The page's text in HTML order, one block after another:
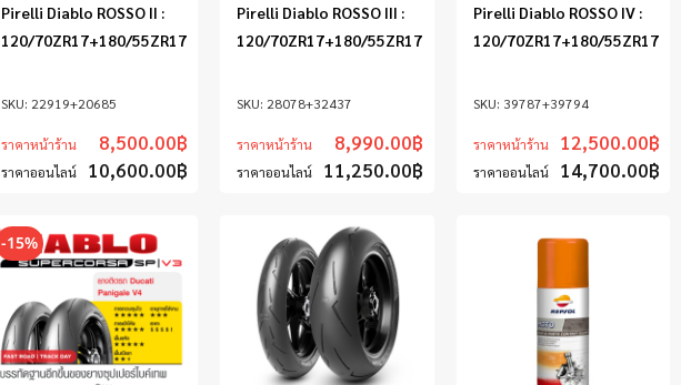
22919+20685
Pirelli Diablo ROSSO II :
120/70ZR17+180/55ZR17
ราคาหน้าร้าน 8,500.00฿
ราคาออนไลน์ 10,600.00฿
28078+32437
Pirelli Diablo ROSSO III :
120/70ZR17+180/55ZR17
ราคาหน้าร้าน 8,990.00฿
ราคาออนไลน์ 11,250.00฿
39787+39794
Pirelli Diablo ROSSO IV :
120/70ZR17+180/55ZR17
ราคาหน้าร้าน 12,500.00฿
ราคาออนไลน์ 14,700.00฿
-15%